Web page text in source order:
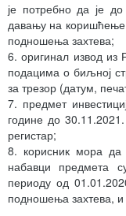
је потребно да је
давању на
подношења захтева;
6. оригинал извод из
подацима о биљној
за трезор (датум,
7. предмет
године до
регистар;
8. корисник мора
набавци предмета
периоду од
подношења захтева, и